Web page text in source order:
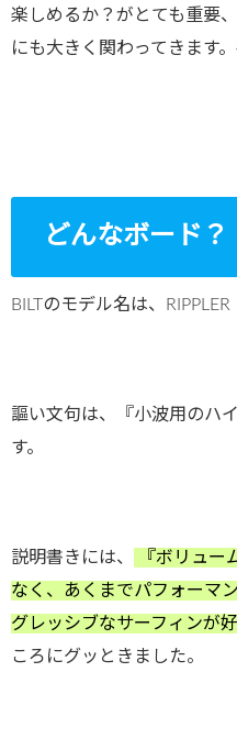
楽しめるか？がとても重要
にも大きく関わってきます
どんなボード？
BILTのモデル名は、
謳い文句は、『小波用のハ
す。
説明書きには、
『ボリュー
なく、あくまでパフォーマ
グレッシブなサーフィンが
ころにグッときました。